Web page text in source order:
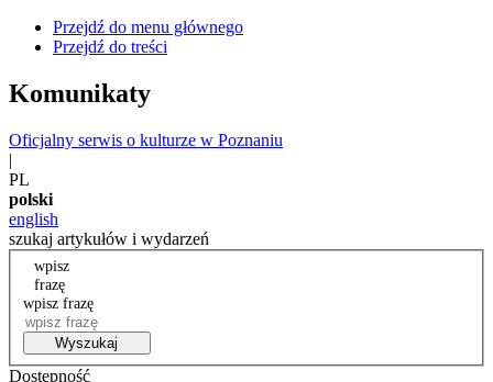
Przejdź do menu głównego
Przejdź do treści
Komunikaty
Oficjalny serwis o kulturze w Poznaniu
|
PL
polski
english
szukaj artykułów i wydarzeń
wpisz
frazę
wpisz frazę
Wyszukaj
Dostępność